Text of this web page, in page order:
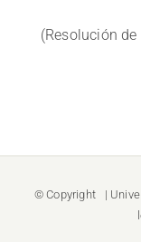
(Resolución
© Copyright |